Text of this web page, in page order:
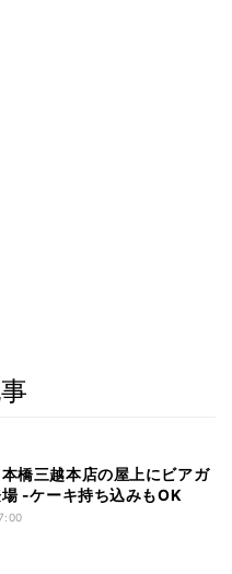
橋三越本店の屋上にビアガ
-ケーキ持ち込みもOK